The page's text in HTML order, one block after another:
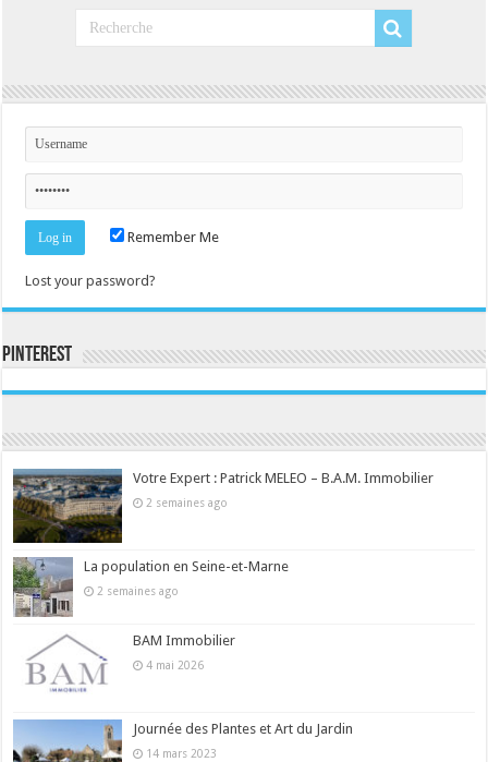
Remember Me
Lost your password?
Pinterest
Votre Expert : Patrick MELEO – B.A.M. Immobilier
2 semaines ago
La population en Seine-et-Marne
2 semaines ago
BAM Immobilier
4 mai 2026
Journée des Plantes et Art du Jardin
14 mars 2023